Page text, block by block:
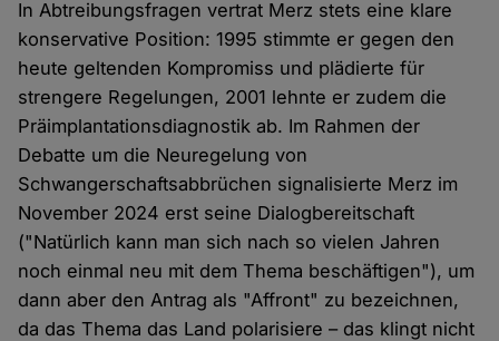
In Abtreibungsfragen vertrat Merz stets eine klare
konservative Position: 1995 stimmte er gegen den
heute geltenden Kompromiss und plädierte für
strengere Regelungen, 2001 lehnte er zudem die
Präimplantationsdiagnostik ab. Im Rahmen der
Debatte um die Neuregelung von
Schwangerschaftsabbrüchen signalisierte Merz im
November 2024 erst seine Dialogbereitschaft
("Natürlich kann man sich nach so vielen Jahren
noch einmal neu mit dem Thema beschäftigen"), um
dann aber den Antrag als "Affront" zu bezeichnen,
da das Thema das Land polarisiere – das klingt nicht